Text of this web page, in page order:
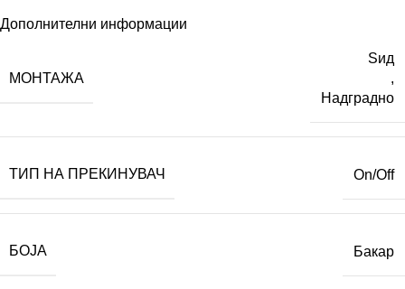
Дополнителни информации
МОНТАЖА
Ѕид
,
Надградно
ТИП НА ПРЕКИНУВАЧ On/Off
БОЈА Бакар